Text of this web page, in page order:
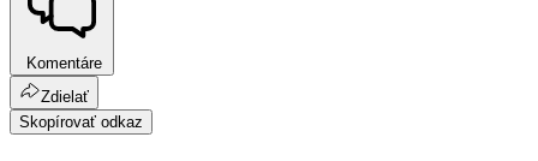
Komentáre
Zdielať
Skopírovať odkaz